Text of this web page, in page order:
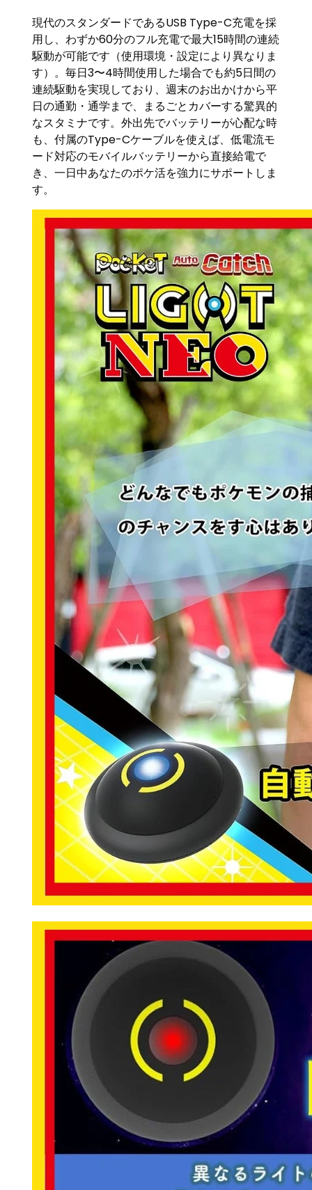
現代のスタンダードであるUSB Type-C充電を採
用し、わずか60分のフル充電で最大15時間の連続
駆動が可能です（使用環境・設定により異なりま
す）。毎日3〜4時間使用した場合でも約5日間の
連続駆動を実現しており、週末のお出かけから平
日の通勤・通学まで、まるごとカバーする驚異的
なスタミナです。外出先でバッテリーが心配な時
も、付属のType-Cケーブルを使えば、低電流モ
ード対応のモバイルバッテリーから直接給電で
き、一日中あなたのポケ活を強力にサポートしま
す。